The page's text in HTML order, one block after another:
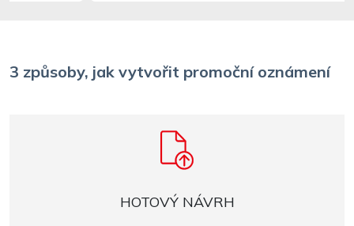
3 způsoby, jak vytvořit promoční oznámení
HOTOVÝ NÁVRH